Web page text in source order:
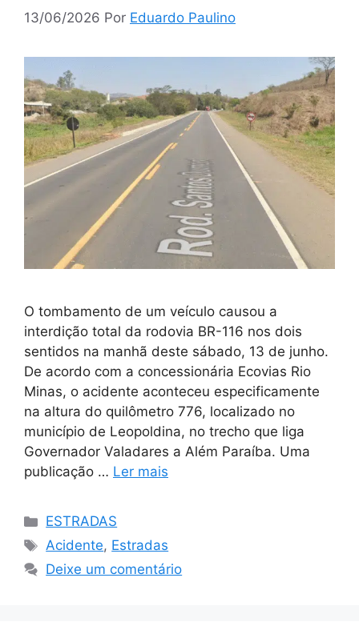
13/06/2026 Por Eduardo Paulino
O tombamento de um veículo causou a
interdição total da rodovia BR-116 nos dois
sentidos na manhã deste sábado, 13 de junho.
De acordo com a concessionária Ecovias Rio
Minas, o acidente aconteceu especificamente
na altura do quilômetro 776, localizado no
município de Leopoldina, no trecho que liga
Governador Valadares a Além Paraíba. Uma
publicação … Ler mais
Categorias
ESTRADAS
Tags
Acidente, Estradas
Deixe um comentário